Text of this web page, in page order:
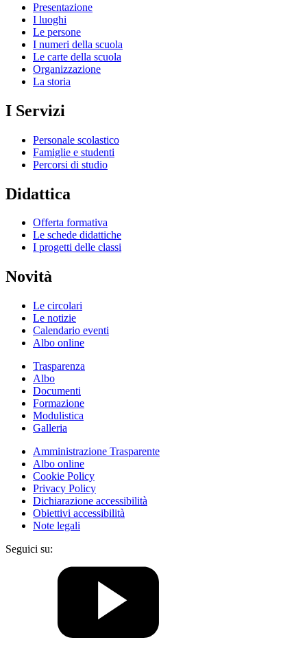
Presentazione
I luoghi
Le persone
I numeri della scuola
Le carte della scuola
Organizzazione
La storia
I Servizi
Personale scolastico
Famiglie e studenti
Percorsi di studio
Didattica
Offerta formativa
Le schede didattiche
I progetti delle classi
Novità
Le circolari
Le notizie
Calendario eventi
Albo online
Trasparenza
Albo
Documenti
Formazione
Modulistica
Galleria
Amministrazione Trasparente
Albo online
Cookie Policy
Privacy Policy
Dichiarazione accessibilità
Obiettivi accessibilità
Note legali
Seguici su: